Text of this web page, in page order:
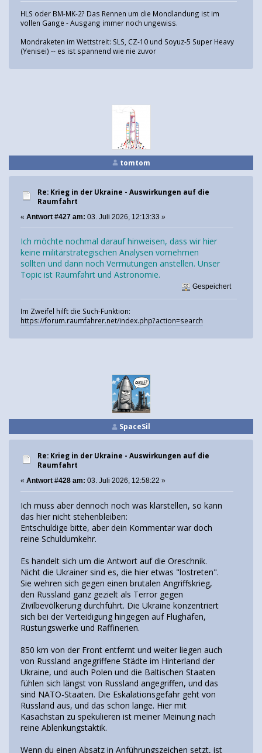
HLS oder BM-MK-2? Das Rennen um die Mondlandung ist im
vollen Gange - Ausgang immer noch ungewiss.
Mondraketen im Wettstreit: SLS, CZ-10 und Soyuz-5 Super Heavy
(Yenisei) -- es ist spannend wie nie zuvor
tomtom
Re: Krieg in der Ukraine - Auswirkungen auf die
Raumfahrt
« Antwort #427 am: 03. Juli 2026, 12:13:33 »
Ich möchte nochmal darauf hinweisen, dass wir hier
keine militärstrategischen Analysen vornehmen
sollten und dann noch Vermutungen anstellen. Unser
Topic ist Raumfahrt und Astronomie.
Gespeichert
Im Zweifel hilft die Such-Funktion:
https://forum.raumfahrer.net/index.php?action=search
SpaceSil
Re: Krieg in der Ukraine - Auswirkungen auf die
Raumfahrt
« Antwort #428 am: 03. Juli 2026, 12:58:22 »
Ich muss aber dennoch noch was klarstellen, so kann
das hier nicht stehenbleiben:
Entschuldige bitte, aber dein Kommentar war doch
reine Schuldumkehr.
Es handelt sich um die Antwort auf die Oreschnik.
Nicht die Ukrainer sind es, die hier etwas "lostreten".
Sie wehren sich gegen einen brutalen Angriffskrieg,
den Russland ganz gezielt als Terror gegen
Zivilbevölkerung durchführt. Die Ukraine konzentriert
sich bei der Verteidigung hingegen auf Flughäfen,
Rüstungswerke und Raffinerien.
850 km von der Front entfernt und weiter liegen auch
von Russland angegriffene Städte im Hinterland der
Ukraine, und auch Polen und die Baltischen Staaten
fühlen sich längst von Russland angegriffen, und das
sind NATO-Staaten. Die Eskalationsgefahr geht von
Russland aus, und das schon lange. Hier mit
Kasachstan zu spekulieren ist meiner Meinung nach
reine Ablenkungstaktik.
Wenn du einen Absatz in Anführungszeichen setzt, ist